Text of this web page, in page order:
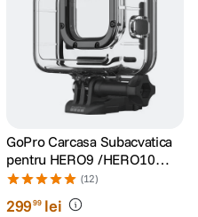
GoPro Carcasa Subacvatica
pentru HERO9 /HERO10
/HERO11 Black/HERO12/
HERO13
(12)
29999 lei